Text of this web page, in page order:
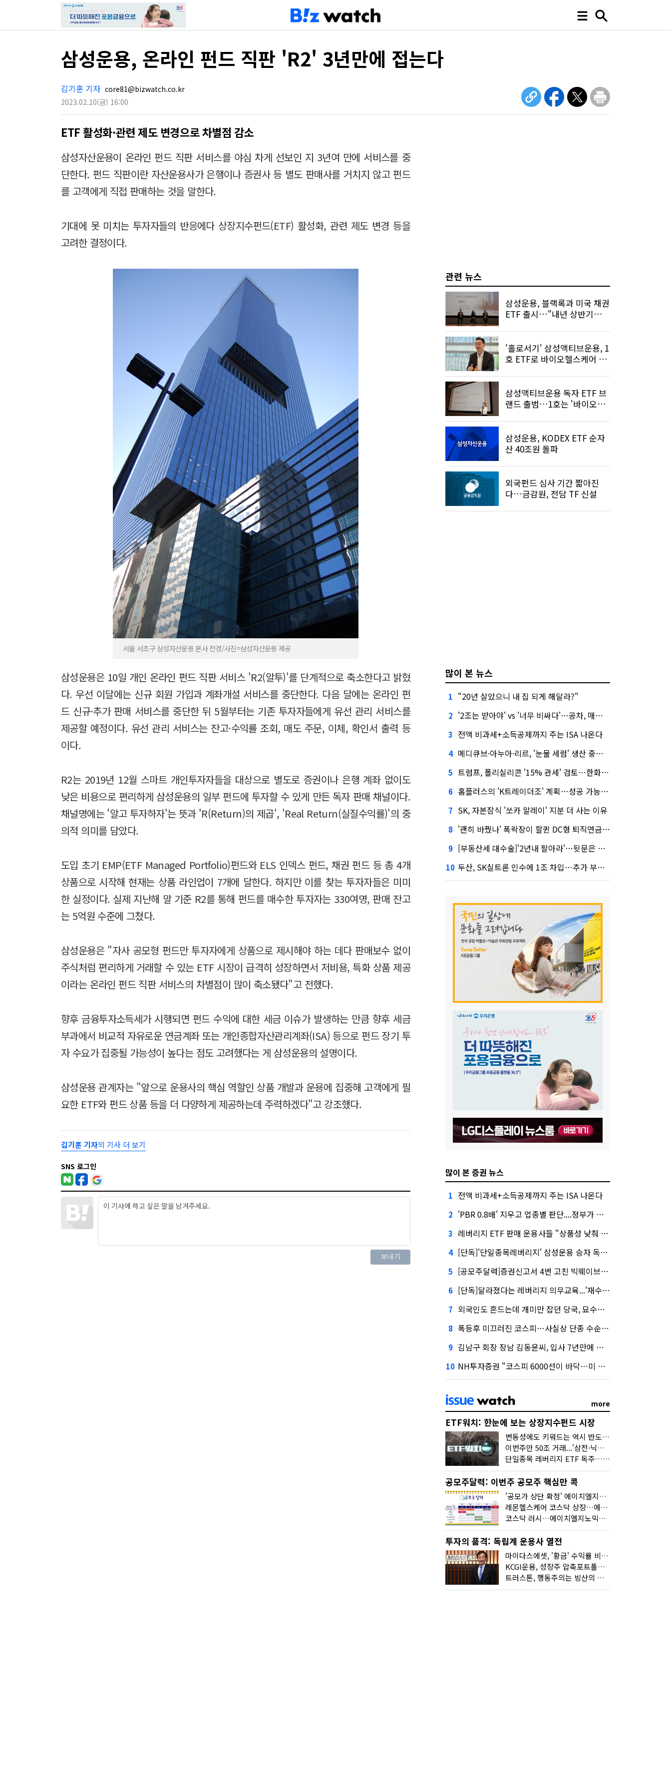
삼성운용, 온라인 펀드 직판 'R2' 3년만에 접는다
김기훈 기자 core81@bizwatch.co.kr
2023.02.10(금) 16:00
ETF 활성화·관련 제도 변경으로 차별점 감소
삼성자산운용이 온라인 펀드 직판 서비스를 야심 차게 선보인 지 3년여 만에 서비스를 중
단한다. 펀드 직판이란 자산운용사가 은행이나 증권사 등 별도 판매사를 거치지 않고 펀드
를 고객에게 직접 판매하는 것을 말한다.
기대에 못 미치는 투자자들의 반응에다 상장지수펀드(ETF) 활성화, 관련 제도 변경 등을
고려한 결정이다.
서울 서초구 삼성자산운용 본사 전경/사진=삼성자산운용 제공
삼성운용은 10일 개인 온라인 펀드 직판 서비스 'R2(알투)'를 단계적으로 축소한다고 밝혔
다. 우선 이달에는 신규 회원 가입과 계좌개설 서비스를 중단한다. 다음 달에는 온라인 펀
드 신규·추가 판매 서비스를 중단한 뒤 5월부터는 기존 투자자들에게 유선 관리 서비스를
제공할 예정이다. 유선 관리 서비스는 잔고·수익률 조회, 매도 주문, 이체, 확인서 출력 등
이다.
R2는 2019년 12월 스마트 개인투자자들을 대상으로 별도로 증권이나 은행 계좌 없이도
낮은 비용으로 편리하게 삼성운용의 일부 펀드에 투자할 수 있게 만든 독자 판매 채널이다.
채널명에는 '알고 투자하자'는 뜻과 'R(Return)의 제곱', 'Real Return(실질수익률)'의 중
의적 의미를 담았다.
도입 초기 EMP(ETF Managed Portfolio)펀드와 ELS 인덱스 펀드, 채권 펀드 등 총 4개
상품으로 시작해 현재는 상품 라인업이 7개에 달한다. 하지만 이를 찾는 투자자들은 미미
한 실정이다. 실제 지난해 말 기준 R2를 통해 펀드를 매수한 투자자는 330여명, 판매 잔고
는 5억원 수준에 그쳤다.
삼성운용은 "자사 공모형 펀드만 투자자에게 상품으로 제시해야 하는 데다 판매보수 없이
주식처럼 편리하게 거래할 수 있는 ETF 시장이 급격히 성장하면서 저비용, 특화 상품 제공
이라는 온라인 펀드 직판 서비스의 차별점이 많이 축소됐다"고 전했다.
향후 금융투자소득세가 시행되면 펀드 수익에 대한 세금 이슈가 발생하는 만큼 향후 세금
부과에서 비교적 자유로운 연금계좌 또는 개인종합자산관리계좌(ISA) 등으로 펀드 장기 투
자 수요가 집중될 가능성이 높다는 점도 고려했다는 게 삼성운용의 설명이다.
삼성운용 관계자는 "앞으로 운용사의 핵심 역할인 상품 개발과 운용에 집중해 고객에게 필
요한 ETF와 펀드 상품 등을 더 다양하게 제공하는데 주력하겠다"고 강조했다.
김기훈 기자의 기사 더 보기
SNS 로그인
관련 뉴스
삼성운용, 블랙록과 미국 채권
ETF 출시…"내년 상반기까지
'홀로서기' 삼성액티브운용, 1
호 ETF로 바이오헬스케어 내
삼성액티브운용 독자 ETF 브
랜드 출범…1호는 '바이오헬
삼성운용, KODEX ETF 순자
산 40조원 돌파
외국펀드 심사 기간 짧아진
다…금감원, 전담 TF 신설
많이 본 뉴스
1 "20년 살았으니 내 집 되게 해달라?"
2 '2조는 받아야' vs '너무 비싸다'…공차, 매각 성공할까
3 전액 비과세+소득공제까지 주는 ISA 나온다
4 메디큐브·아누아·리르, '눈물 세럼' 생산 중단한다
5 트럼프, 폴리실리콘 '15% 관세' 검토…한화큐셀·OCI 영향은?
6 홈플러스의 'K트레이더조' 계획…성공 가능성은 '글쎄'
7 SK, 자본잠식 '쏘카 말레이' 지분 더 사는 이유
8 '괜히 바꿨나' 폭락장이 할퀸 DC형 퇴직연금…전문가 조언은
9 [부동산세 대수술]'2년내 팔아라'…뒷문은 열었다
10 두산, SK실트론 인수에 1조 차입…추가 부담은?
많이 본 증권 뉴스
1 전액 비과세+소득공제까지 주는 ISA 나온다
2 'PBR 0.8배' 지우고 업종별 판단....정부가 제시한 '주가 누르기' 방지법
3 레버리지 ETF 판매 운용사들 "상품성 낮춰 사라지게 해야"…일부 신중론도
4 [단독]'단일종목레버리지' 삼성운용 승자 독식...운용수익 미래에셋의 6배
5 [공모주달력]증권신고서 4번 고친 빅웨이브로보틱스, 수요예측
6 [단독]달라졌다는 레버리지 의무교육...'재수강 건너뛰기' 허점
7 외국인도 흔드는데 개미만 잡던 당국, 묘수는 과다호가부담금?
8 폭등후 미끄러진 코스피…사실상 단종 수순 밟는 '단종레'
9 김남구 회장 장남 김동윤씨, 입사 7년만에 한투증권 임원 승진
10 NH투자증권 "코스피 6000선이 바닥…미 금리 안정 후 추가 회복"
more
ETF워치: 한눈에 보는 상장지수펀드 시장
변동성에도 키워드는 역시 반도체…신상품은 우주·방산
이번주만 50조 거래...'삼전·닉스 레버리지' 수익률은 -30%
단일종목 레버리지 ETF 독주…'증시 블랙홀'
공모주달력: 이번주 공모주 핵심만 콕
'공모가 상단 확정' 에이치엘지노믹스 청약
레몬헬스케어 코스닥 상장…에이치엘지노믹스 수요예측
코스닥 러시…에이치엘지노믹스 수요예측·레메디 청약
투자의 품격: 독립계 운용사 열전
마이다스에셋, '황금' 수익률 비결은 '꾸준함'
KCGI운용, 성장주 압축포트폴리오로 새 길을 그리다
트러스톤, 행동주의는 빙산의 일각...진정한 힘은 '주식형 강자'